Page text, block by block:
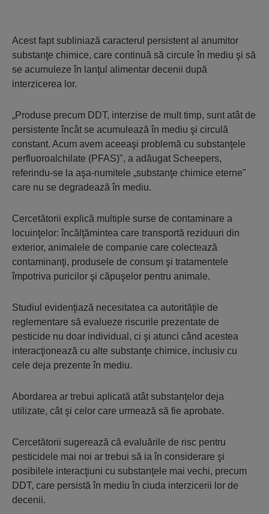
Acest fapt subliniază caracterul persistent al anumitor
substanţe chimice, care continuă să circule în mediu şi să
se acumuleze în lanţul alimentar decenii după
interzicerea lor.
„Produse precum DDT, interzise de mult timp, sunt atât de
persistente încât se acumulează în mediu şi circulă
constant. Acum avem aceeaşi problemă cu substanţele
perfluoroalchilate (PFAS)", a adăugat Scheepers,
referindu-se la aşa-numitele „substanţe chimice eterne"
care nu se degradează în mediu.
Cercetătorii explică multiple surse de contaminare a
locuinţelor: încălţămintea care transportă reziduuri din
exterior, animalele de companie care colectează
contaminanţi, produsele de consum şi tratamentele
împotriva puricilor şi căpuşelor pentru animale.
Studiul evidenţiază necesitatea ca autorităţile de
reglementare să evalueze riscurile prezentate de
pesticide nu doar individual, ci şi atunci când acestea
interacţionează cu alte substanţe chimice, inclusiv cu
cele deja prezente în mediu.
Abordarea ar trebui aplicată atât substanţelor deja
utilizate, cât şi celor care urmează să fie aprobate.
Cercetătorii sugerează că evaluările de risc pentru
pesticidele mai noi ar trebui să ia în considerare şi
posibilele interacţiuni cu substanţele mai vechi, precum
DDT, care persistă în mediu în ciuda interzicerii lor de
decenii.